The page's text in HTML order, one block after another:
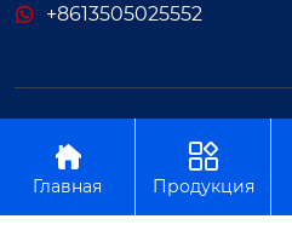
+8613505025552

Главная

Продукция